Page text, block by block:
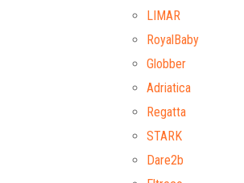
LIMAR
RoyalBaby
Globber
Adriatica
Regatta
STARK
Dare2b